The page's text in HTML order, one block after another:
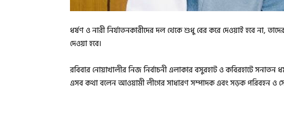
ধর্ষণ ও নারী নির্যাতনকারীদের দল থেকে শুধু বের করে দেওয়াই হবে না,
দেওয়া হবে।
রবিবার নোয়াখালীর নিজ নির্বাচনী এলাকার বসুরহাট ও কবিরহাটে সনাতন
এসব কথা বলেন আওয়ামী লীগের সাধারণ সম্পাদক এবং সড়ক পরিবহন ও